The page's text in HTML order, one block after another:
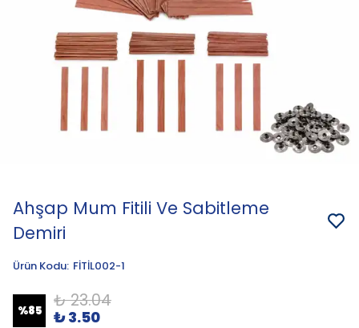
Ahşap Mum Fitili Ve Sabitleme
Demiri
Ürün Kodu: FİTİL002-1
%85 ₺ 23.04
₺ 3.50